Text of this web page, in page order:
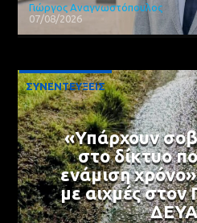
Γιώργος Αναγνωστόπουλος
07/08/2026
ΣΥΝΕΝΤΕΥΞΕΙΣ
«Υπάρχουν
στο δίκτυο
ενάμιση
με αιχμές στον